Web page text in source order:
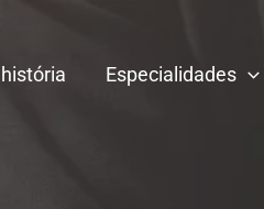
Especialidades